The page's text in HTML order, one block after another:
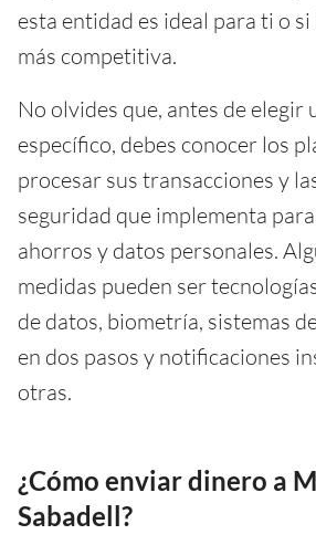
esta entidad es ideal para ti o
más competitiva.
No olvides que, antes de elegir
específico, debes conocer los
procesar sus transacciones y
seguridad que implementa
ahorros y datos personales.
medidas pueden ser
de datos, biometría, sistemas
en dos pasos y notificaciones
otras.
¿Cómo enviar dinero a
Sabadell?